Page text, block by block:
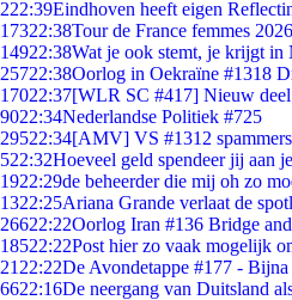
222:39Eindhoven heeft eigen
17322:38Tour de France femmes
14922:38Wat je ook stemt, je krijgt
25722:38Oorlog in Oekraïne #1318
17022:37[WLR SC #417] Nieuw
9022:34Nederlandse Politiek #725
29522:34[AMV] VS #1312
522:32Hoeveel geld spendeer jij aan
1922:29de beheerder die mij oh zo
1322:25Ariana Grande verlaat de
26622:22Oorlog Iran #136 Bridge
18522:22Post hier zo vaak mogelijk
21 22:22De Avondetappe #177 -
6622:16De neergang van Duitsland